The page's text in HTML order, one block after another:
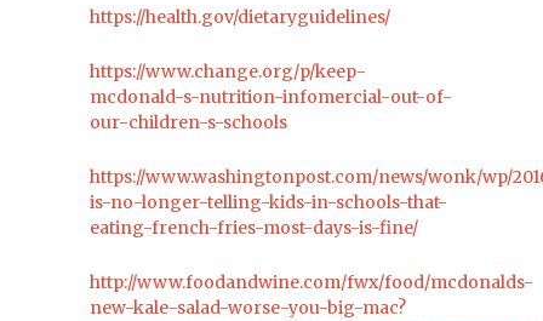
https://health.gov/dietaryguidelines/
https://www.change.org/p/keep-
mcdonald-s-nutrition-infomercial-out-of-
our-children-s-schools
https://www.washingtonpost.com/news/wonk/wp/
is-no-longer-telling-kids-in-schools-that-
eating-french-fries-most-days-is-fine/
http://www.foodandwine.com/fwx/food/mcdonalds-
new-kale-salad-worse-you-big-mac?